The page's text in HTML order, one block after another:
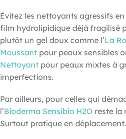
Évitez les nettoyants agressifs
film hydrolipidique déjà fragilisé
plutôt un gel doux comme l’La
Moussant pour peaux sensibles
Nettoyant pour peaux mixtes à
imperfections.
Par ailleurs, pour celles qui
l’Bioderma Sensibio H2O reste la
Surtout pratique en déplacement.